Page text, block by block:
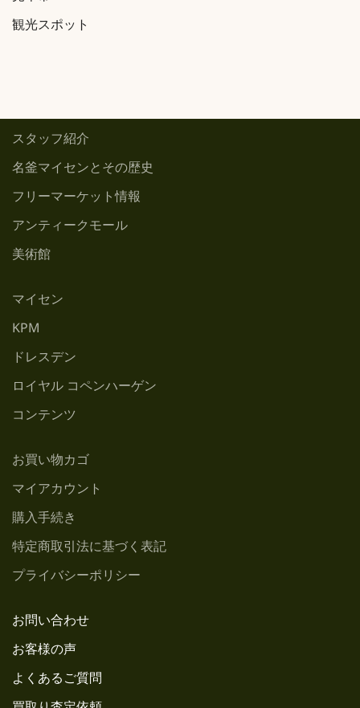
観光スポット
スタッフ紹介
名釜マイセンとその歴史
フリーマーケット情報
アンティークモール
美術館
マイセン
KPM
ドレスデン
ロイヤル コペンハーゲン
コンテンツ
お買い物カゴ
マイアカウント
購入手続き
特定商取引法に基づく表記
プライバシーポリシー
お問い合わせ
お客様の声
よくあるご質問